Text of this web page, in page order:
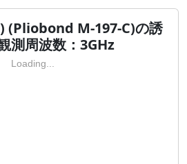
(Pliobond M-197-C)の誘
測周波数：3GHz
Loading...